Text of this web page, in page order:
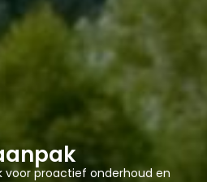
voor proactief onderhoud en